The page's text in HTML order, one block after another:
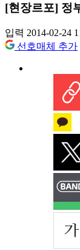
[현장르포] 정
입력 2014-02-24
선호매체 추가